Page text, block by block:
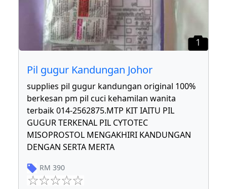
1
Pil gugur Kandungan Johor
supplies pil gugur kandungan original 100%
berkesan pm pil cuci kehamilan wanita
terbaik 014-2562875.MTP KIT IAITU PIL
GUGUR TERKENAL PIL CYTOTEC
MISOPROSTOL MENGAKHIRI KANDUNGAN
DENGAN SERTA MERTA
RM 390